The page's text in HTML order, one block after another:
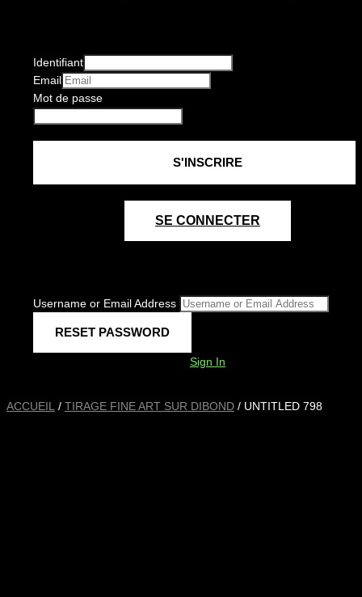
Identifiant
Email
Mot de passe
SE CONNECTER
Username or Email Address
Sign In
ACCUEIL / TIRAGE FINE ART SUR DIBOND / UNTITLED 798